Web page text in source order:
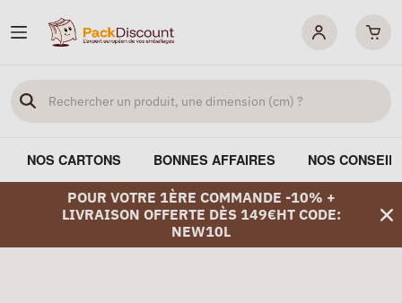
NOS CARTONS BONNES AFFAIRES NOS
POUR VOTRE 1ÈRE COMMANDE -10% +
LIVRAISON OFFERTE DÈS 149€HT CODE:
NEW10L